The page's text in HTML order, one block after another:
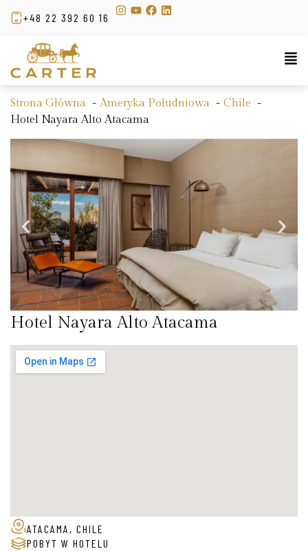
+48 22 392 60 16
Strona Główna Ameryka Południowa
Chile
Hotel Nayara Alto Atacama
Hotel Nayara Alto Atacama
ATACAMA, CHILE
POBYT W HOTELU